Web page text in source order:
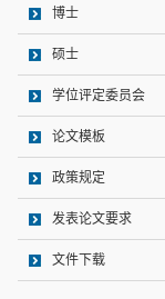
博士
硕士
学位评定委员会
论文模板
政策规定
发表论文要求
文件下载